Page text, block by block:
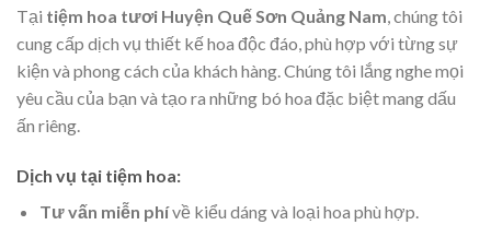
Tại tiệm hoa tươi Huyện Quế Sơn Quảng Nam, chúng tôi
cung cấp dịch vụ thiết kế hoa độc đáo, phù hợp với từng sự
kiện và phong cách của khách hàng. Chúng tôi lắng nghe mọi
yêu cầu của bạn và tạo ra những bó hoa đặc biệt mang dấu
ấn riêng.
Dịch vụ tại tiệm hoa:
Tư vấn miễn phívề kiểu dáng và loại hoa phù hợp.